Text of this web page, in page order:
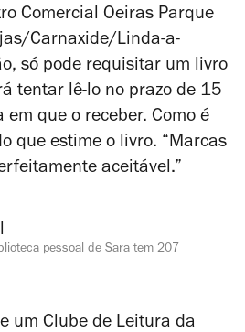
Comercial Oeiras Parque
Carnaxide/Linda-a-
só pode requisitar um livro
tentar lê-lo no prazo de 15
que o receber. Como é
que estime o livro. “Marcas
aceitável.”
pessoal de Sara tem 207
um Clube de Leitura da